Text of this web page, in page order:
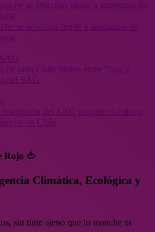
se articulan frente a amenazas de
del SAG
del SAG permite el cultivo
en Chile
Rojo 🍅
Climática, Ecológica y
sin tinte ajeno que lo manche ni